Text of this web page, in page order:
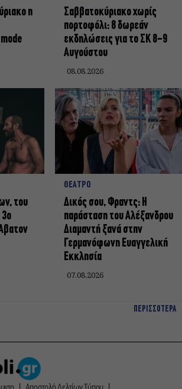
η
Σαββατοκύριακο χωρίς
πορτοφόλι: 8 δωρεάν
εκδηλώσεις για το ΣΚ 8-9
Αυγούστου
08.08.2026
του
3ο
ΘΕΑΤΡΟ
Δικός σου, Φραντς: Η
παράσταση του Αλέξανδρου
Διαμαντή ξανά στην
Γερμανόφωνη Ευαγγελική
Εκκλησία
07.08.2026
ΠΕΡΙΣΣΟΤΕΡΑ